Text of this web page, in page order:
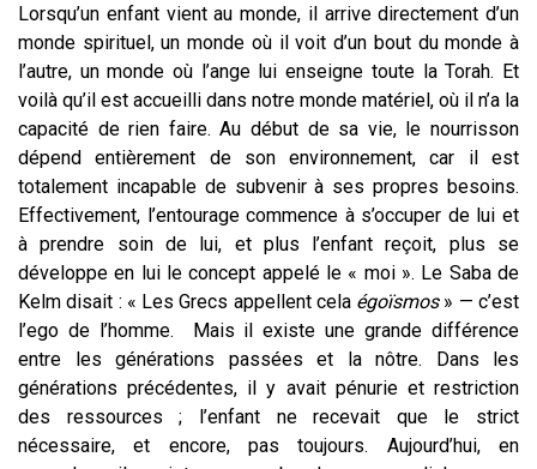
Lorsqu’un enfant vient au monde, il arrive directement d’un
monde spirituel, un monde où il voit d’un bout du monde à
l’autre, un monde où l’ange lui enseigne toute la Torah. Et
voilà qu’il est accueilli dans notre monde matériel, où il n’a la
capacité de rien faire. Au début de sa vie, le nourrisson
dépend entièrement de son environnement, car il est
totalement incapable de subvenir à ses propres besoins.
Effectivement, l’entourage commence à s’occuper de lui et
à prendre soin de lui, et plus l’enfant reçoit, plus se
développe en lui le concept appelé le « moi ». Le Saba de
Kelm disait : « Les Grecs appellent cela égoïsmos» — c’est
l’ego de l’homme. Mais il existe une grande différence
entre les générations passées et la nôtre. Dans les
générations précédentes, il y avait pénurie et restriction
des ressources ; l’enfant ne recevait que le strict
nécessaire, et encore, pas toujours. Aujourd’hui, en